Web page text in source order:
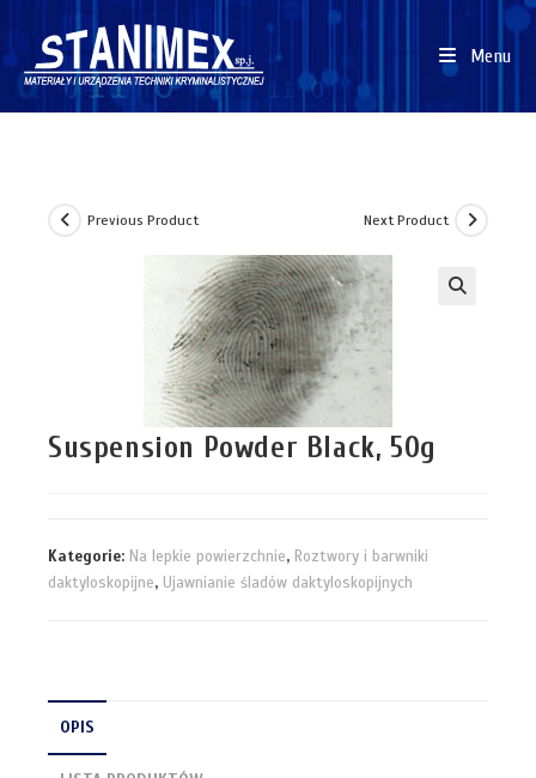
Menu
Previous Product Next Product
Suspension Powder Black, 50g
Kategorie: Na lepkie powierzchnie, Roztwory i barwniki
daktyloskopijne, Ujawnianie śladów daktyloskopijnych
OPIS